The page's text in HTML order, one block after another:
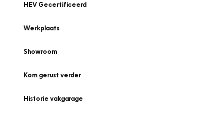
HEV Gecertificeerd
Werkplaats
Showroom
Kom gerust verder
Historie vakgarage